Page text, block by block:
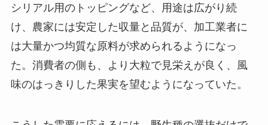
シリアル用のトッピングなど、用途は広がり続
け、農家には安定した収量と品質が、加工業者に
は大量かつ均質な原料が求められるようになっ
た。消費者の側も、より大粒で見栄えが良く、風
味のはっきりした果実を望むようになっていた。